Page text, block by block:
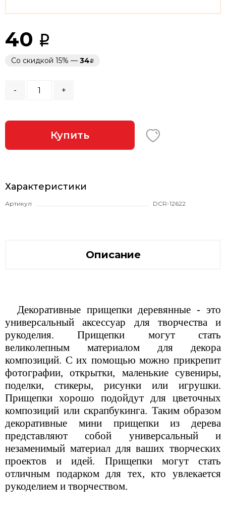
40
Со скидкой 15% — 34
- +
Купить
Характеристики
Артикул DCR-12622
Описание
Декоративные прищепки деревянные - это
универсальный аксессуар для творчества и
рукоделия. Прищепки могут стать
великолепным материалом для декора
композиций. С их помощью можно прикрепит
фотографии, открытки, маленькие сувениры,
поделки, стикеры, рисунки или игрушки.
Прищепки хорошо подойдут для цветочных
композиций или скрапбукинга. Таким образом
декоративные мини прищепки из дерева
представляют собой универсальный и
незаменимый материал для ваших творческих
проектов и идей. Прищепки могут стать
отличным подарком для тех, кто увлекается
рукоделием и творчеством.